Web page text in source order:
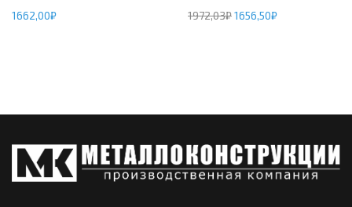
1662,00₽
1972,03₽1656,50₽